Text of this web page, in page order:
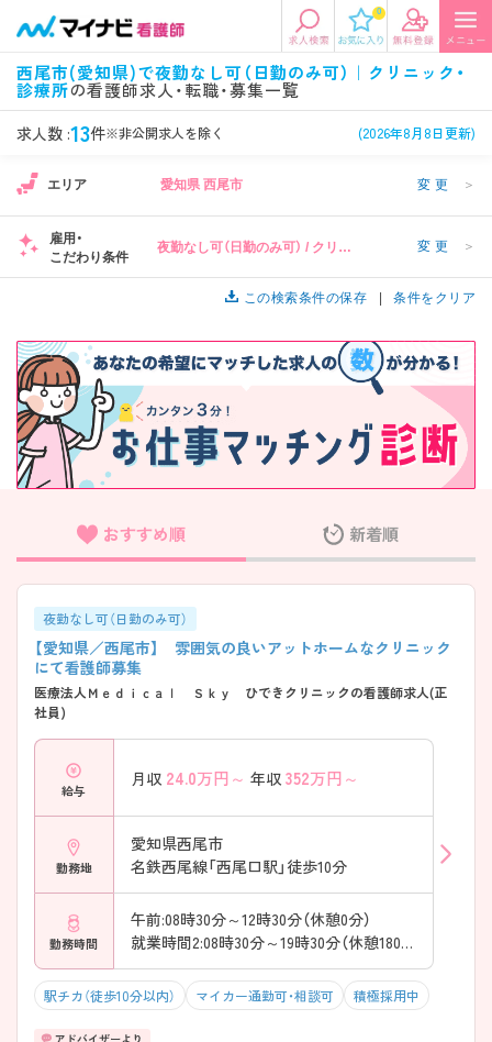
0
西尾市(愛知県)で夜勤なし可（日勤のみ可）｜クリニック・
診療所の看護師求人・転職・募集一覧
求人数 :13件※非公開求人を除く (2026年8月8日更新)
エリアから探す
エリアから探す
関東
東海 関西
九州・沖縄
希望の求人条件を選択
条件項目の選択に戻る
資格
施設形態
病院、クリニック・診療所など
担当業務
病棟、外来など
美容外科、
循環器内科など
未経験歓迎、
土日祝休みなど
年収
年収500万円以上など 正社員、契約社員など
フリーワード検索
エリア 愛知県 西尾市 変更 ＞
雇用・
こだわり条件
夜勤なし可（日勤のみ可） / クリニ
変更 ＞
この検索条件の保存 条件をクリア
おすすめ順 新着順
夜勤なし可（日勤のみ可）
【愛知県／西尾市】 雰囲気の良いアットホームなクリニック
にて看護師募集
医療法人Ｍｅｄｉｃａｌ Ｓｋｙ ひできクリニックの看護師求人(正
社員)
給与
月収 24.0万円～ 年収 352万円～
勤務地
愛知県西尾市
名鉄西尾線「西尾口駅」徒歩10分
勤務時間
午前:08時30分～12時30分（休憩0分）
就業時間2:08時30分～19時30分（休憩180分）
駅チカ（徒歩10分以内） マイカー通勤可・相談可 積極採用中